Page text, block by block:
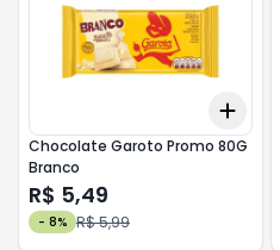
Add
Chocolate Garoto Promo 80G
Branco
R$ 5,49
- 8% R$ 5,99